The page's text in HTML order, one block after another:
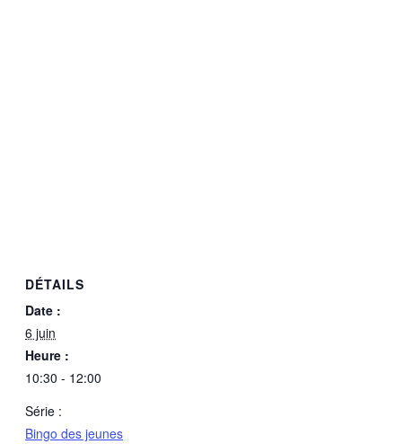
DÉTAILS
Date :
6 juin
Heure :
10:30 - 12:00
Série :
Bingo des jeunes